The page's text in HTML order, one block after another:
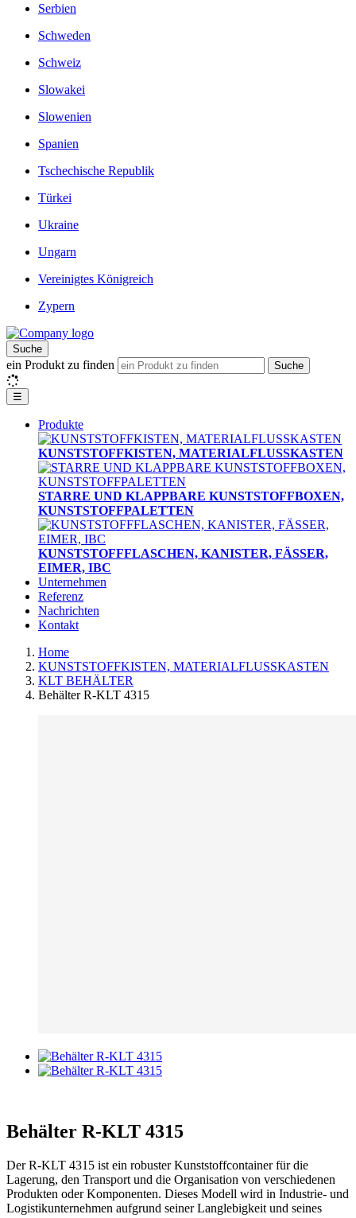
Serbien
Schweden
Schweiz
Slowakei
Slowenien
Spanien
Tschechische Republik
Türkei
Ukraine
Ungarn
Vereinigtes Königreich
Zypern
Suche
ein Produkt zu finden Suche
☰
Produkte
KUNSTSTOFFKISTEN, MATERIALFLUSSKASTEN
STARRE UND KLAPPBARE KUNSTSTOFFBOXEN,
KUNSTSTOFFPALETTEN
KUNSTSTOFFFLASCHEN, KANISTER, FÄSSER,
EIMER, IBC
Unternehmen
Referenz
Nachrichten
Kontakt
Home
KUNSTSTOFFKISTEN, MATERIALFLUSSKASTEN
KLT BEHÄLTER
Behälter R-KLT 4315
Behälter R-KLT 4315
Der R-KLT 4315 ist ein robuster Kunststoffcontainer für die
Lagerung, den Transport und die Organisation von verschiedenen
Produkten oder Komponenten. Dieses Modell wird in Industrie- und
Logistikunternehmen aufgrund seiner Langlebigkeit und seines